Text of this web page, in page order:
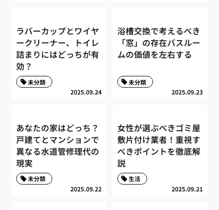
ラバーカップとワイヤ
ークリーナー、トイレ
詰まりにはどっちが有
効？
2025.09.24
未分類
浴槽交換で考えるべき
「窓」の存在バスルー
ムの価値を左右する
2025.09.23
未分類
あなたの家はどっち？
戸建てとマンションで
異なる水道管修理代の
現実
2025.09.22
未分類
女性が選ぶべきゴミ屋
敷片付け業者！重視す
べきポイントを徹底解
説
2025.09.21
生活